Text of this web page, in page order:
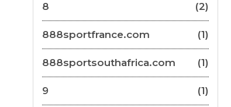
8 (2)
888sportfrance.com (1)
888sportsouthafrica.com (1)
9 (1)